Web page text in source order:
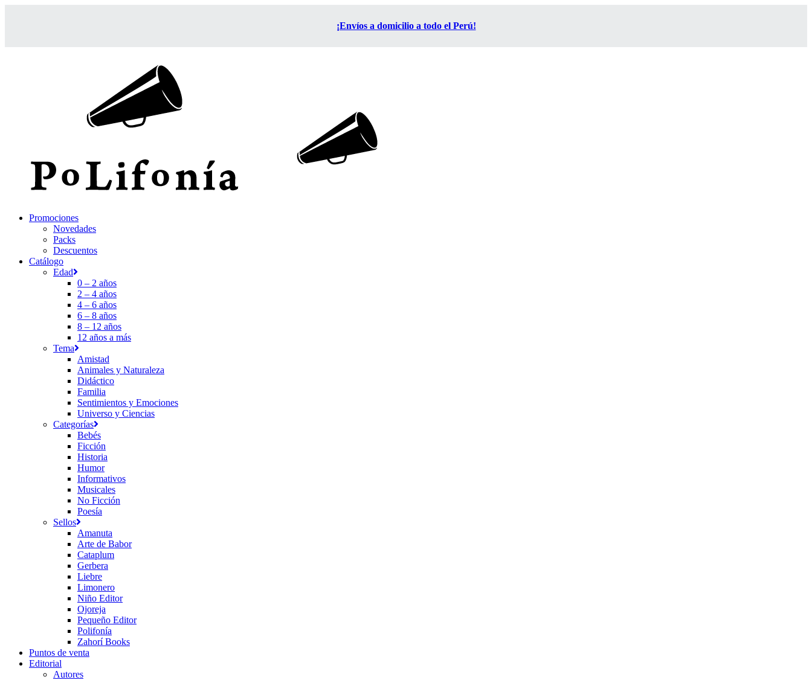
¡Envíos a domicilio a todo el Perú!
Promociones
Novedades
Packs
Descuentos
Catálogo
Edad
0 – 2 años
2 – 4 años
4 – 6 años
6 – 8 años
8 – 12 años
12 años a más
Tema
Amistad
Animales y Naturaleza
Didáctico
Familia
Sentimientos y Emociones
Universo y Ciencias
Categorías
Bebés
Ficción
Historia
Humor
Informativos
Musicales
No Ficción
Poesía
Sellos
Amanuta
Arte de Babor
Cataplum
Gerbera
Liebre
Limonero
Niño Editor
Ojoreja
Pequeño Editor
Polifonía
Zahorí Books
Puntos de venta
Editorial
Autores